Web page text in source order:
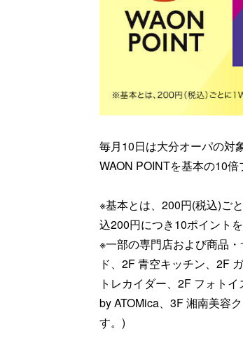
毎月10日は大分オーパの対
WAON POINTを基本の10倍
※基本とは、200円(税込)ご
込200円につき10ポイント
※一部の専門店および商品
ド、2F 青空キッチン、2F
トレカイダー、2F フォト
by ATOMica、3F 湘南美容
す。)